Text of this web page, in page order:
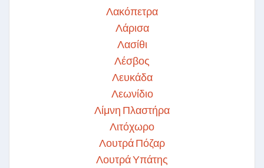
Λακόπετρα
Λάρισα
Λασίθι
Λέσβος
Λευκάδα
Λεωνίδιο
Λίμνη Πλαστήρα
Λιτόχωρο
Λουτρά Πόζαρ
Λουτρά Υπάτης